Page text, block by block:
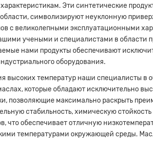
Эти синтетические
символизируют неуклонную
с великолепными эксплуатационными
учеными и специалистами в области
нами продукты обеспечивают
оборудования.
высоких температур наши специалисты в
которые обладают исключительно
позволяющие максимально раскрыть
стабильность, химическую
обеспечивает отличную
температурами окружающей среды.